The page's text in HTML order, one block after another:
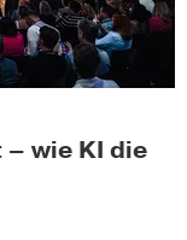
wie KI die